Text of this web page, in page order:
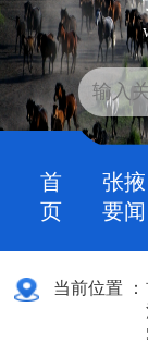
首
页
张掖
要闻
当前位置 ：